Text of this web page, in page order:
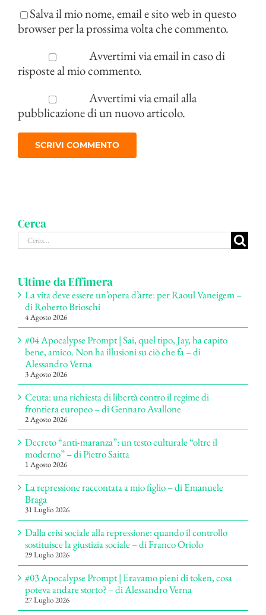
Salva il mio nome, email e sito web in questo
browser per la prossima volta che commento.
Avvertimi via email in caso di
risposte al mio commento.
Avvertimi via email alla
pubblicazione di un nuovo articolo.
Cerca
Cerca
per:
Ultime da Effimera
La vita deve essere un’opera d’arte: per Raoul Vaneigem –
di Roberto Brioschi
4 Agosto 2026
#04 Apocalypse Prompt | Sai, quel tipo, Jay, ha capito
bene, amico. Non ha illusioni su ciò che fa – di
Alessandro Verna
3 Agosto 2026
Ceuta: una richiesta di libertà contro il regime di
frontiera europeo – di Gennaro Avallone
2 Agosto 2026
Decreto “anti-maranza”: un testo culturale “oltre il
moderno” – di Pietro Saitta
1 Agosto 2026
La repressione raccontata a mio figlio – di Emanuele
Braga
31 Luglio 2026
Dalla crisi sociale alla repressione: quando il controllo
sostituisce la giustizia sociale – di Franco Oriolo
29 Luglio 2026
#03 Apocalypse Prompt | Eravamo pieni di token, cosa
poteva andare storto? – di Alessandro Verna
27 Luglio 2026